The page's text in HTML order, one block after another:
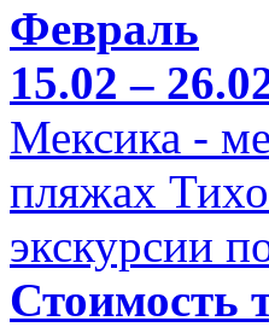
Февраль
15.02 –
Мексика -
пляжах
экскурсии
Стоимость